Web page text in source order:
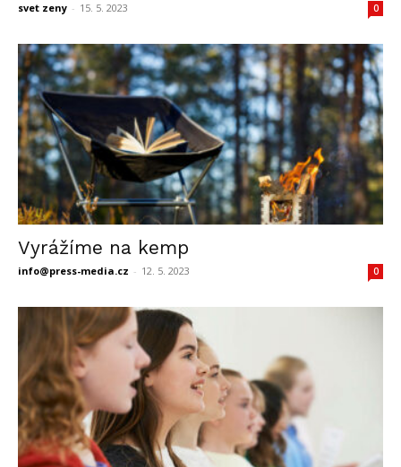
svet zeny - 15. 5. 2023 0
Vyrážíme na kemp
info@press-media.cz - 12. 5. 2023 0